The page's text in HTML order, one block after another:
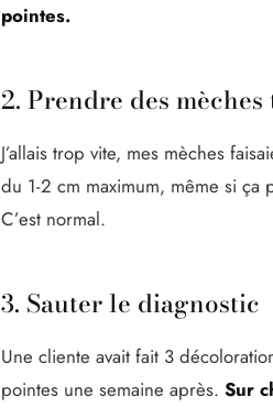
pointes.
2. Prendre des
J’allais trop vite, mes mèches
du 1-2 cm maximum, même si
C’est normal.
3. Sauter le diagnostic
Une cliente avait fait 3
pointes une semaine après. Sur